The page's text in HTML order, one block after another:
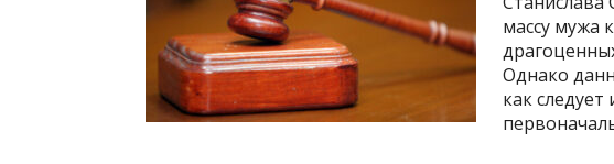
массу мужа
Однако
как